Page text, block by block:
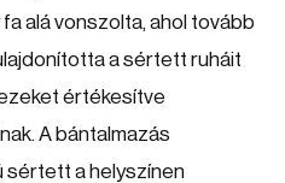
alá vonszolta, ahol tovább
a sértett ruháit
értékesítve
A bántalmazás
sértett a helyszínen